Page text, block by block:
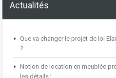
Actualités
Que va changer le projet de loi
?
Notion de location en meublée
les détails !